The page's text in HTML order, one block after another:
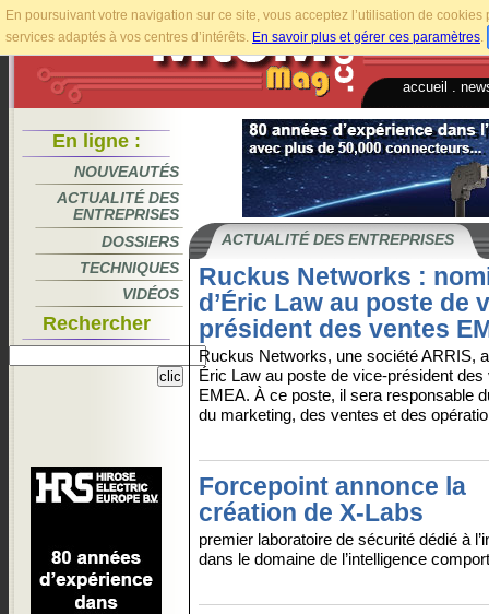
En poursuivant votre navigation sur ce site, vous acceptez l’utilisation de
services adaptés à vos centres d’intérêts. En savoir plus et gérer ces paramètres.
accueil
En ligne :
NOUVEAUTÉS
ACTUALITÉ DES
ENTREPRISES
DOSSIERS
TECHNIQUES
VIDÉOS
Rechercher
ACTUALITÉ DES ENTREPRISES
Ruckus Networks :
d’Éric Law au poste de
président des ventes
Ruckus Networks, une société ARRIS,
Éric Law au poste de vice-président des
EMEA. À ce poste, il sera responsable
du marketing, des ventes et des
Forcepoint annonce la
création de X-Labs
premier laboratoire de sécurité dédié à
dans le domaine de l’intelligence